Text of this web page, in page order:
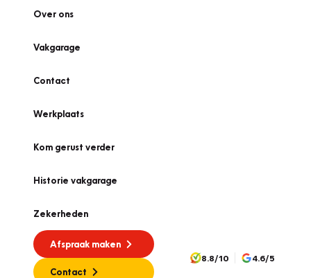
Over ons
Vakgarage
Contact
Werkplaats
Kom gerust verder
Historie vakgarage
Zekerheden
Afspraak maken
Contact
8.8/10 4.6/5